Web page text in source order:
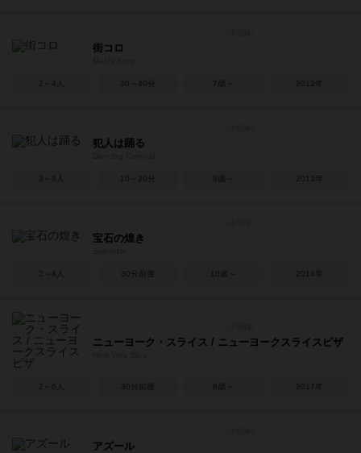
街コロ
2～4人 30～40分 7歳～ 2012年
犯人は踊る
3～8人 10～20分 8歳～ 2013年
宝石の煌き
2～4人 30分前後 10歳～ 2014年
ニューヨーク・スライス / ニューヨークスライスピザ
2～6人 30分前後 8歳～ 2017年
アズール